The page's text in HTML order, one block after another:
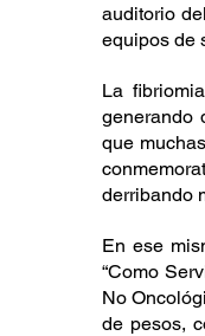
auditorio
equipos de
La
generando
que
derribando
En ese
“Como
No
de pesos,